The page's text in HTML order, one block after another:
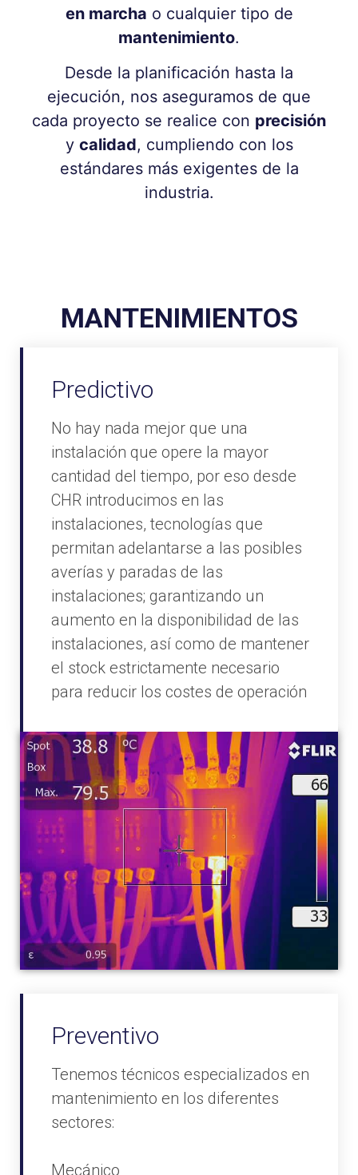
en marcha o cualquier tipo de
mantenimiento.
Desde la planificación hasta la
ejecución, nos aseguramos de que
cada proyecto se realice con precisión
y calidad, cumpliendo con los
estándares más exigentes de la
industria.
MANTENIMIENTOS
Predictivo
No hay nada mejor que una
instalación que opere la mayor
cantidad del tiempo, por eso desde
CHR introducimos en las
instalaciones, tecnologías que
permitan adelantarse a las posibles
averías y paradas de las
instalaciones; garantizando un
aumento en la disponibilidad de las
instalaciones, así como de mantener
el stock estrictamente necesario
para reducir los costes de operación
Preventivo
Tenemos técnicos especializados en
mantenimiento en los diferentes
sectores:
Mecánico